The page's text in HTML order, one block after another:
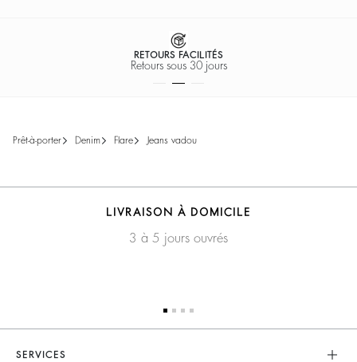
RETOURS FACILITÉS
Retours sous 30 jours
prêt-à-porter denim flare jeans vadou
LIVRAISON À DOMICILE
3 à 5 jours ouvrés
SERVICES